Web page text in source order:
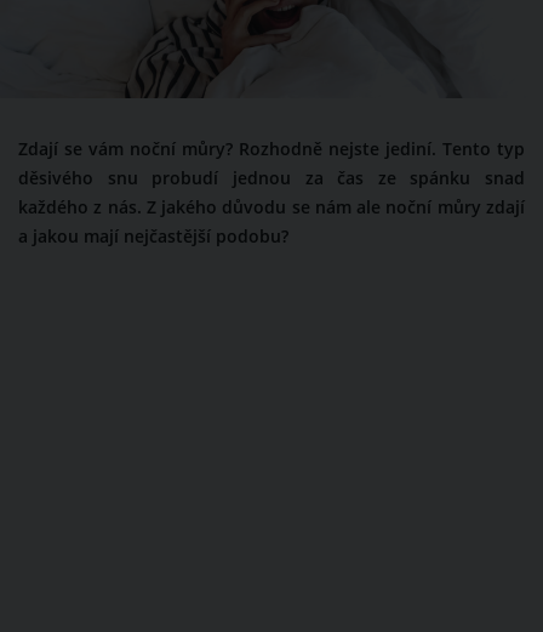
Zdají se vám noční můry? Rozhodně nejste jediní. Tento typ
děsivého snu probudí jednou za čas ze spánku snad
každého z nás. Z jakého důvodu se nám ale noční můry zdají
a jakou mají nejčastější podobu?